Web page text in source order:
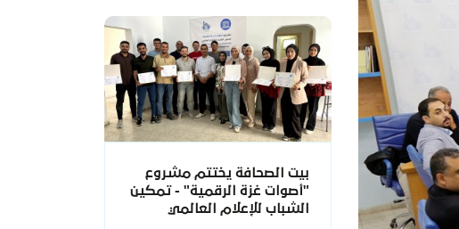
بيت الصحافة يختتم مشروع
"أصوات غزة الرقمية" - تمكين
الشباب للإعلام العالمي